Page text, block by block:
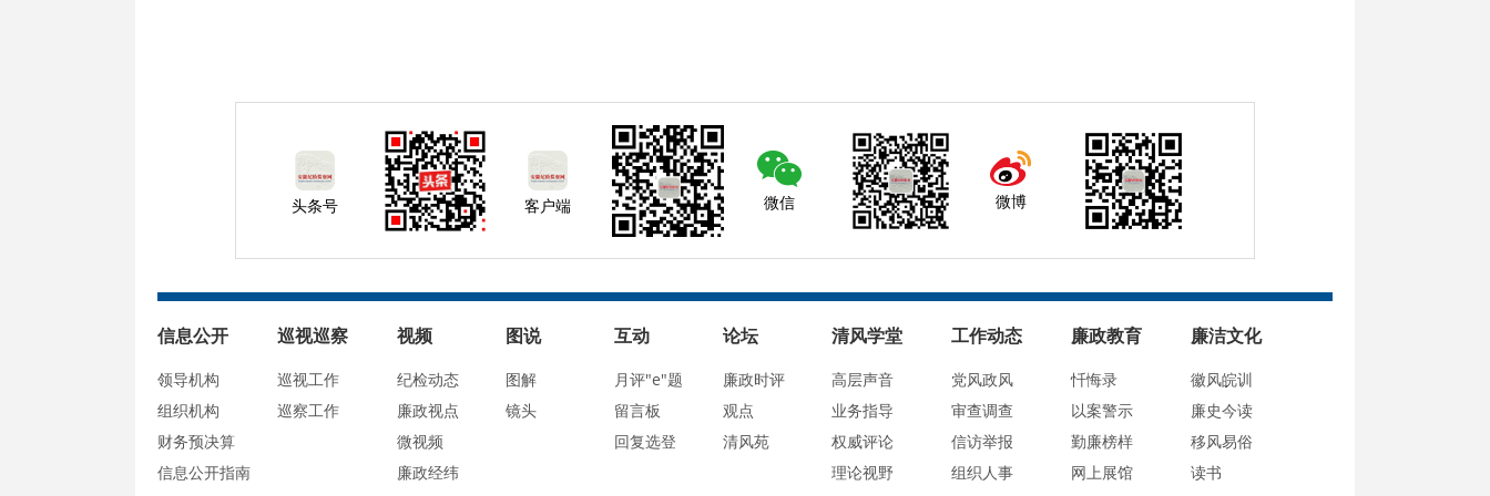
头条号 客户端 微信 微博
信息公开
领导机构
组织机构
财务预决算
信息公开指南
巡视巡察
巡视工作
巡察工作
视频
纪检动态
廉政视点
微视频
廉政经纬
图说
图解
镜头
互动
月评"e"题
留言板
回复选登
论坛
廉政时评
观点
清风苑
清风学堂
高层声音
业务指导
权威评论
理论视野
工作动态
党风政风
审查调查
信访举报
组织人事
廉政教育
忏悔录
以案警示
勤廉榜样
网上展馆
廉洁文化
徽风皖训
廉史今读
移风易俗
读书